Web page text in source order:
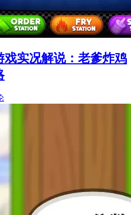
戏实况解说：老爹炸鸡